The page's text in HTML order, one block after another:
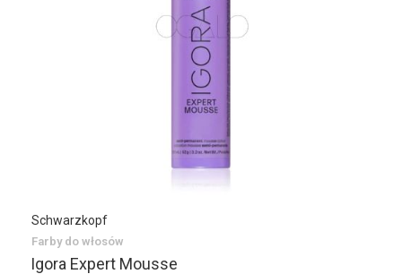
Schwarzkopf
Farby do włosów
Igora Expert Mousse